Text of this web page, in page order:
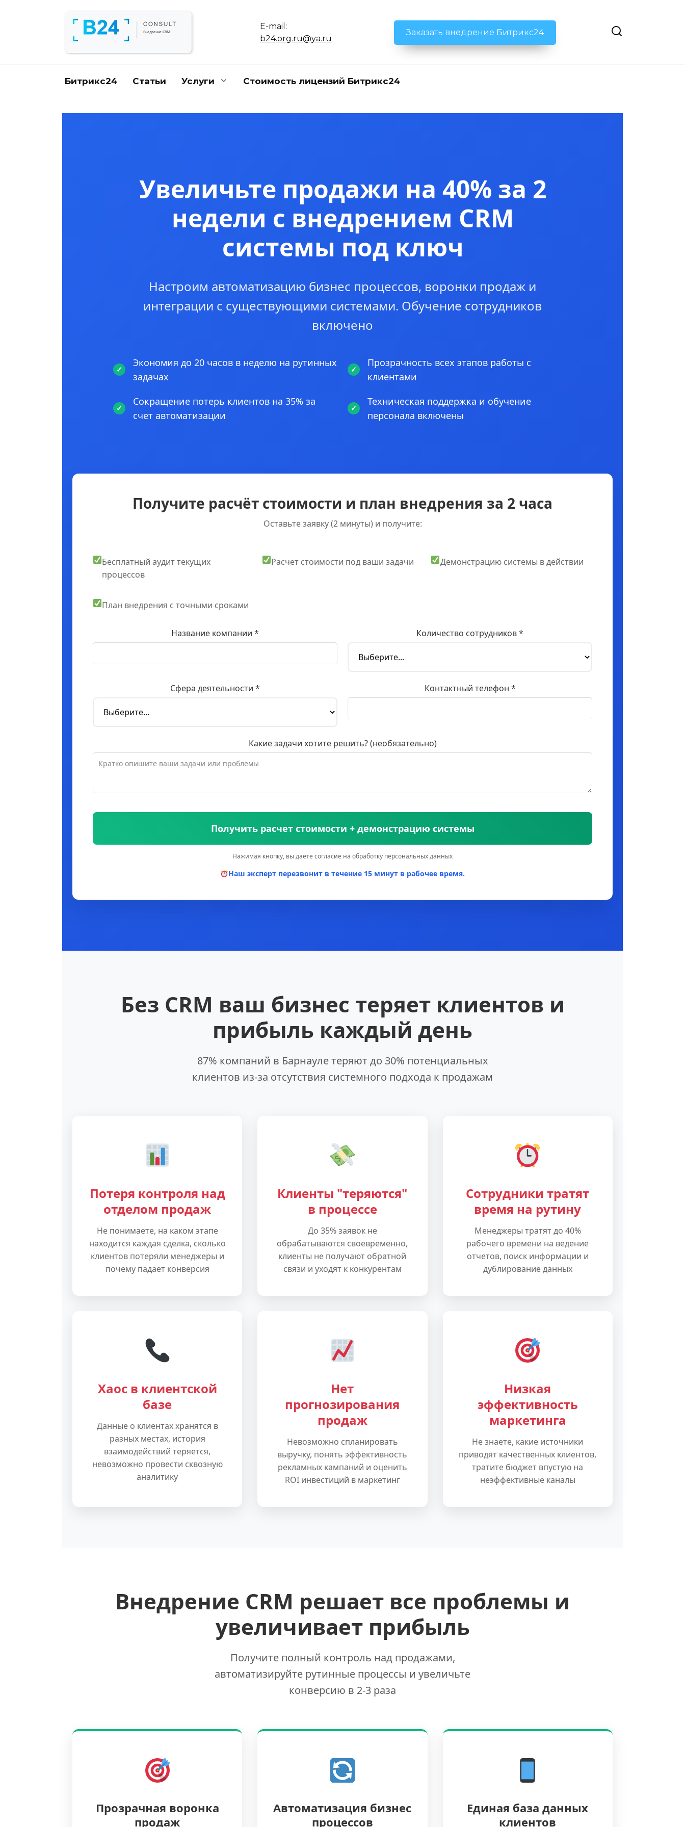
E-mail:
b24.org.ru@ya.ru
Заказать внедрение Битрикс24
Битрикс24 Статьи Услуги Стоимость лицензий Битрикс24
Увеличьте продажи на 40% за 2
недели с внедрением CRM
системы под ключ
Настроим автоматизацию бизнес процессов, воронки продаж и
интеграции с существующими системами. Обучение сотрудников
включено
Экономия до 20 часов в неделю на рутинных
задачах
Прозрачность всех этапов работы с
клиентами
Сокращение потерь клиентов на 35% за
счет автоматизации
Техническая поддержка и обучение
персонала включены
Получите расчёт стоимости и план внедрения за 2 часа
Оставьте заявку (2 минуты) и получите:
Бесплатный аудит текущих
процессов
Расчет стоимости под ваши задачи Демонстрацию системы в действии
План внедрения с точными сроками
Название компании * Количество сотрудников *
Сфера деятельности * Контактный телефон *
Какие задачи хотите решить? (необязательно)
Получить расчет стоимости + демонстрацию системы
Нажимая кнопку, вы даете согласие на обработку персональных данных
Наш эксперт перезвонит в течение 15 минут в рабочее время.
Без CRM ваш бизнес теряет клиентов и
прибыль каждый день
87% компаний в Барнауле теряют до 30% потенциальных
клиентов из-за отсутствия системного подхода к продажам
Потеря контроля над
отделом продаж
Не понимаете, на каком этапе
находится каждая сделка, сколько
клиентов потеряли менеджеры и
почему падает конверсия
Клиенты "теряются"
в процессе
До 35% заявок не
обрабатываются своевременно,
клиенты не получают обратной
связи и уходят к конкурентам
Сотрудники тратят
время на рутину
Менеджеры тратят до 40%
рабочего времени на ведение
отчетов, поиск информации и
дублирование данных
Хаос в клиентской
базе
Данные о клиентах хранятся в
разных местах, история
взаимодействий теряется,
невозможно провести сквозную
аналитику
Нет
прогнозирования
продаж
Невозможно спланировать
выручку, понять эффективность
рекламных кампаний и оценить
ROI инвестиций в маркетинг
Низкая
эффективность
маркетинга
Не знаете, какие источники
приводят качественных клиентов,
тратите бюджет впустую на
неэффективные каналы
Внедрение CRM решает все проблемы и
увеличивает прибыль
Получите полный контроль над продажами,
автоматизируйте рутинные процессы и увеличьте
конверсию в 2-3 раза
Прозрачная воронка
продаж
Автоматизация бизнес
процессов
Единая база данных
клиентов